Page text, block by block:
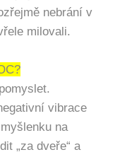
nebrání v
milovali.
vibrace
na
„za dveře“ a